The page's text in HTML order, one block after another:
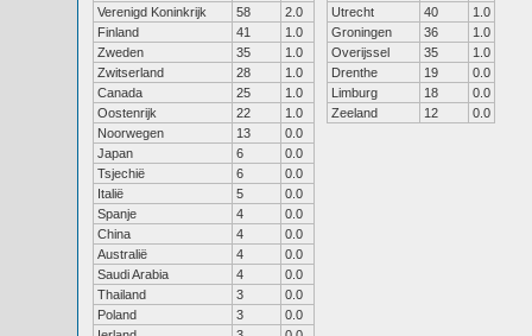
Verenigd Koninkrijk
58
2.0
Finland
41
1.0
Zweden
35
1.0
Zwitserland
28
1.0
Canada
25
1.0
Oostenrijk
22
1.0
Noorwegen
13
0.0
Japan
6
0.0
Tsjechië
6
0.0
Italië
5
0.0
Spanje
4
0.0
China
4
0.0
Australië
4
0.0
Saudi Arabia
4
0.0
Thailand
3
0.0
Poland
3
0.0
Utrecht
40
1.0
Groningen
36
1.0
Overijssel
35
1.0
Drenthe
19
0.0
Limburg
18
0.0
Zeeland
12 0.0